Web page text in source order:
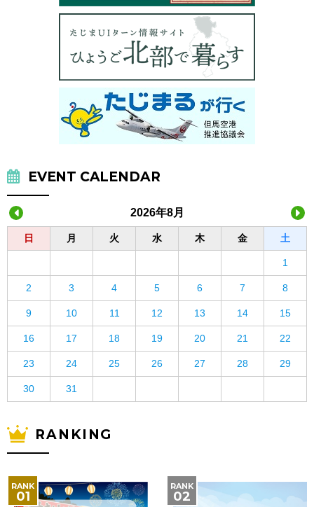
EVENT CALENDAR
2026年8月
日 月 火 水 木 金 土
1
2 3 4 5 6 7 8
9 10 11 12 13 14 15
16 17 18 19 20 21 22
23 24 25 26 27 28 29
30 31
RANKING